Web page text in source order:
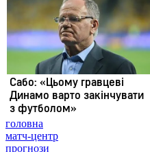
головна
матч-центр
прогнози